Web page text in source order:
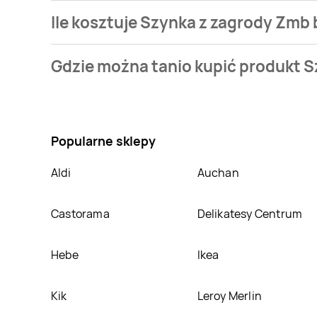
Ile kosztuje Szynka z zagrody Zmb
mamy w naszej bazie jest z sieci Makro. Szynka z
Gdzie można tanio kupić produkt
Popularne sklepy
Aldi Auchan
Castorama Delikatesy Centrum
Hebe Ikea
Kik Leroy Merlin